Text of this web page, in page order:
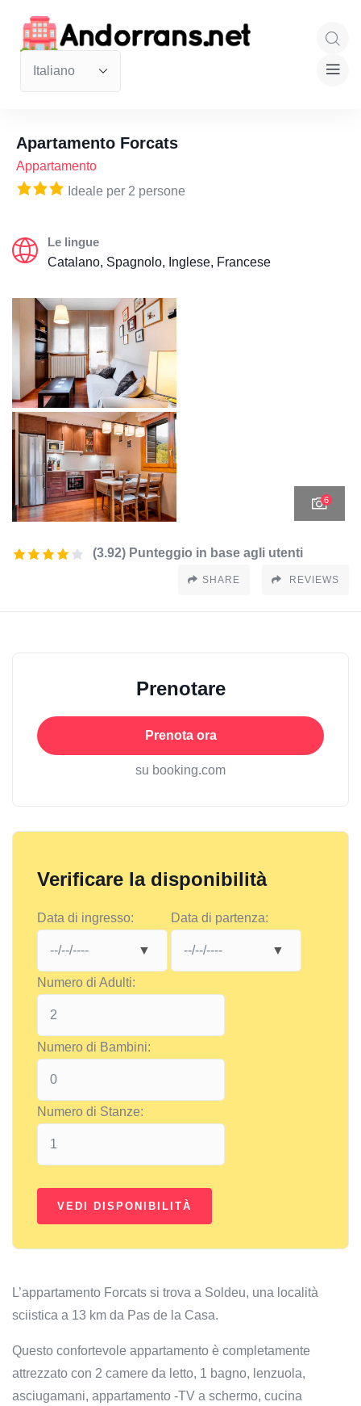
Apartamento Forcats
Appartamento
Ideale per 2 persone
Le lingue
Catalano, Spagnolo, Inglese, Francese
6
(3.92) Punteggio in base agli utenti
SHARE REVIEWS
Prenotare
Prenota ora
su booking.com
Verificare la disponibilità
Data di ingresso: Data di partenza:
Numero di Adulti:
Numero di Bambini:
Numero di Stanze:
L’appartamento Forcats si trova a Soldeu, una località
sciistica a 13 km da Pas de la Casa.
Questo confortevole appartamento è completamente
attrezzato con 2 camere da letto, 1 bagno, lenzuola,
asciugamani, appartamento -TV a schermo, cucina